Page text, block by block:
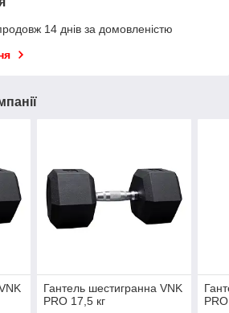
14 днів за домовленістю
Гантель шестигранна VNK
PRO 17,5 кг